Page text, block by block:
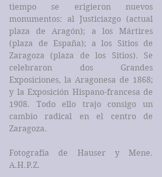
tiempo se erigieron nuevos
monumentos: al Justiciazgo (actual
plaza de Aragón); a los Mártires
(plaza de España); a los Sitios de
Zaragoza (plaza de los Sitios). Se
celebraron dos Grandes
Exposiciones, la Aragonesa de 1868;
y la Exposición Hispano-francesa de
1908. Todo ello trajo consigo un
cambio radical en el centro de
Zaragoza.
Fotografía de Hauser y Mene.
A.H.P.Z.